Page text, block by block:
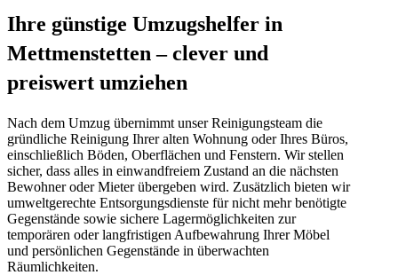
Ihre günstige Umzugshelfer in
Mettmenstetten – clever und
preiswert umziehen
Nach dem Umzug übernimmt unser Reinigungsteam die
gründliche Reinigung Ihrer alten Wohnung oder Ihres Büros,
einschließlich Böden, Oberflächen und Fenstern. Wir stellen
sicher, dass alles in einwandfreiem Zustand an die nächsten
Bewohner oder Mieter übergeben wird. Zusätzlich bieten wir
umweltgerechte Entsorgungsdienste für nicht mehr benötigte
Gegenstände sowie sichere Lagermöglichkeiten zur
temporären oder langfristigen Aufbewahrung Ihrer Möbel
und persönlichen Gegenstände in überwachten
Räumlichkeiten.